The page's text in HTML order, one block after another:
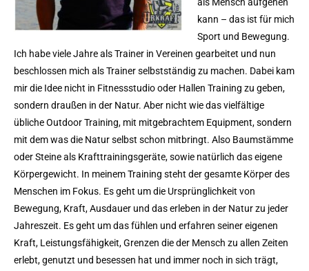
kann – das ist für mich
Sport und Bewegung.
Ich habe viele Jahre als Trainer in Vereinen gearbeitet und nun
beschlossen mich als Trainer selbstständig zu machen. Dabei kam
mir die Idee nicht in Fitnessstudio oder Hallen Training zu geben,
sondern draußen in der Natur. Aber nicht wie das vielfältige
übliche Outdoor Training, mit mitgebrachtem Equipment, sondern
mit dem was die Natur selbst schon mitbringt. Also Baumstämme
oder Steine als Krafttrainingsgeräte, sowie natürlich das eigene
Körpergewicht. In meinem Training steht der gesamte Körper des
Menschen im Fokus. Es geht um die Ursprünglichkeit von
Bewegung, Kraft, Ausdauer und das erleben in der Natur zu jeder
Jahreszeit. Es geht um das fühlen und erfahren seiner eigenen
Kraft, Leistungsfähigkeit, Grenzen die der Mensch zu allen Zeiten
erlebt, genutzt und besessen hat und immer noch in sich trägt,